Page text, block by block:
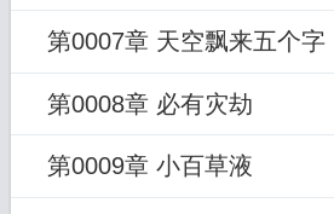
第0007章 天空飘来五个字
第0008章 必有灾劫
第0009章 小百草液